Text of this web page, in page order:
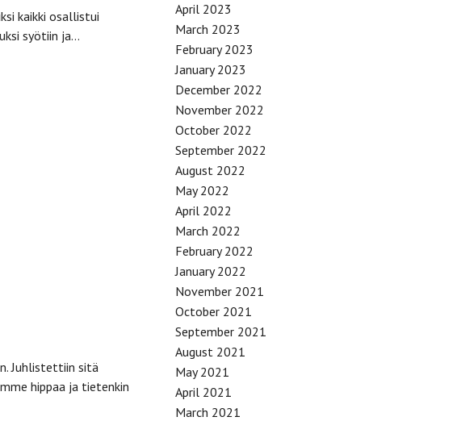
kaikki osallistui
syötiin ja…
Juhlistettiin sitä
hippaa ja tietenkin
April 2023
March 2023
February 2023
January 2023
December 2022
November 2022
October 2022
September 2022
August 2022
May 2022
April 2022
March 2022
February 2022
January 2022
November 2021
October 2021
September 2021
August 2021
May 2021
April 2021
March 2021